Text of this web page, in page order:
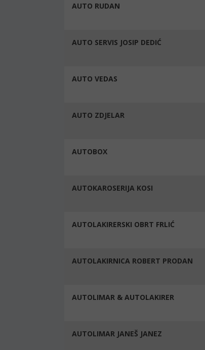
AUTO RUDAN
AUTO SERVIS JOSIP DEDIĆ
AUTO VEDAS
AUTO ZDJELAR
AUTOBOX
AUTOKAROSERIJA KOSI
AUTOLAKIRERSKI OBRT FRLIĆ
AUTOLAKIRNICA ROBERT PRODAN
AUTOLIMAR & AUTOLAKIRER
AUTOLIMAR JANEŠ JANEZ